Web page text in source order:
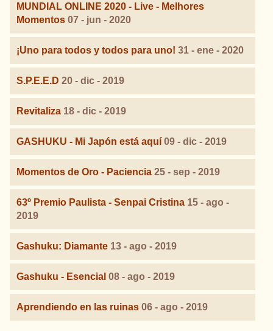
MUNDIAL ONLINE 2020 - Live - Melhores
Momentos 07 - jun - 2020
¡Uno para todos y todos para uno! 31 - ene - 2020
S.P.E.E.D 20 - dic - 2019
Revitaliza 18 - dic - 2019
GASHUKU - Mi Japón está aquí 09 - dic - 2019
Momentos de Oro - Paciencia 25 - sep - 2019
63º Premio Paulista - Senpai Cristina 15 - ago -
2019
Gashuku: Diamante 13 - ago - 2019
Gashuku - Esencial 08 - ago - 2019
Aprendiendo en las ruinas 06 - ago - 2019